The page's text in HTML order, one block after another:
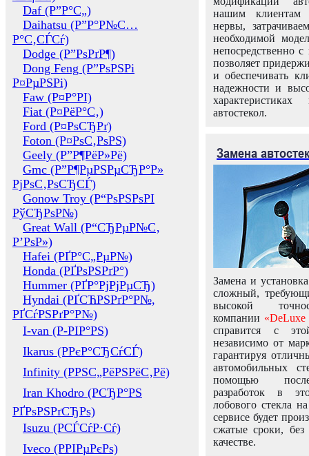
Daf (Р”Р°С„)
Daihatsu (Р”Р°Р№С…
Р°С‚СЃСѓ)
Dodge (Р”РѕРґР¶)
Dong Feng (Р”РѕРЅРі
Р¤РµРЅРі)
Faw (Р¤Р°РІ)
Fiat (Р¤РёР°С‚)
Ford (Р¤РѕСЂРґ)
Foton (Р¤РѕС‚РѕРЅ)
Geely (Р”Р¶РёР»Рё)
Gmc (Р”Р¶РµРЅРµСЂР°Р»
РјРѕС‚РѕСЂСЃ)
Gonow Troy (Р“РѕРЅРѕРІ
РўСЂРѕР№)
Great Wall (Р“СЂРµР№С‚
Р’РѕР»)
Hafei (РҐР°С„РµР№)
Honda (РҐРѕРЅРґР°)
Hummer (РҐР°РјРјРµСЂ)
Hyndai (РҐСЋРЅРґР°Р№,
РҐСѓРЅРґР°Р№)
I-van (Р-РІР°РЅ)
Ikarus (РРєР°СЂСѓСЃ)
Infinity (РРЅС„РёРЅРёС‚Рё)
Iran Khodro (РСЂР°РЅ
РҐРѕРЅРґСЂРѕ)
Isuzu (РСЃСѓР·Сѓ)
Iveco (РРІРµРєРѕ)
нашим клиентам
нервы,
необходимой
непосредственно
позволяет
и обеспечивать
надежности и
автостекол.
Замена
Замена и
сложный,
высокой
компании «DeLuxe
справится с
независимо от
гарантируя
автомобильных
помощью
разработок в
лобового стекла
сервисе будет
сжатые сроки,
качестве.